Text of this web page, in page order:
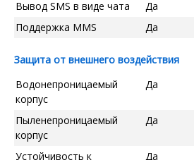
Вывод SMS в виде чата
Да
Поддержка MMS
Да
Защита от внешнего воздействия
Водонепроницаемый
корпус
Да
Пыленепроницаемый
корпус
Да
Устойчивость к Да